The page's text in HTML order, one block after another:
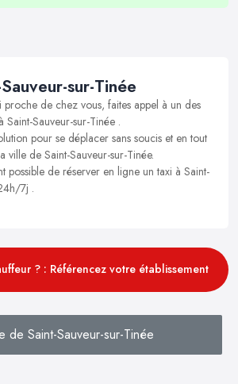
sur-Tinée
proche de chez vous, faites appel à un des
Saint-Sauveur-sur-Tinée .
pour se déplacer sans soucis et en tout
ville de Saint-Sauveur-sur-Tinée.
possible de réserver en ligne un taxi à Saint-
7j .
? : Référencez votre établissement
de Saint-Sauveur-sur-Tinée